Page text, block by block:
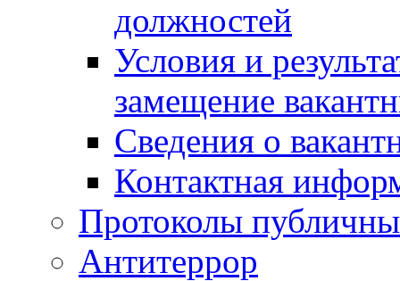
должностей
Условия и
замещение
Сведения о
Контактная
Протоколы
Антитеррор